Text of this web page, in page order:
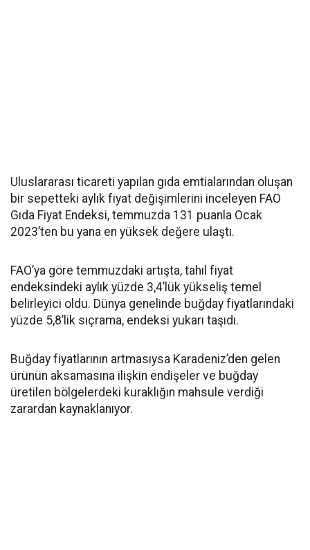
Uluslararası ticareti yapılan gıda emtialarından oluşan
bir sepetteki aylık fiyat değişimlerini inceleyen FAO
Gıda Fiyat Endeksi, temmuzda 131 puanla Ocak
2023’ten bu yana en yüksek değere ulaştı.
FAO’ya göre temmuzdaki artışta, tahıl fiyat
endeksindeki aylık yüzde 3,4’lük yükseliş temel
belirleyici oldu. Dünya genelinde buğday fiyatlarındaki
yüzde 5,8’lik sıçrama, endeksi yukarı taşıdı.
Buğday fiyatlarının artmasıysa Karadeniz’den gelen
ürünün aksamasına ilişkin endişeler ve buğday
üretilen bölgelerdeki kuraklığın mahsule verdiği
zarardan kaynaklanıyor.